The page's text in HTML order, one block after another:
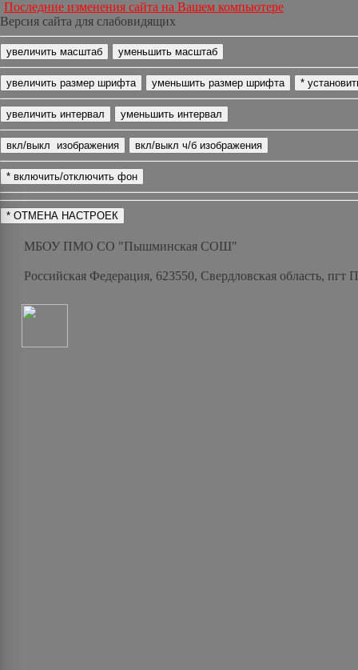
Последние изменения сайта на Вашем компьютере
Версия сайта для слабовидящих
МБОУ ПМО СО "Пышминская СОШ"
Российская Федерация, 623550, Свердловская область,